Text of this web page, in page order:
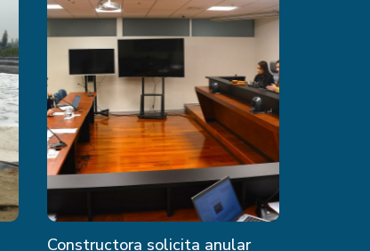
Constructora solicita anular